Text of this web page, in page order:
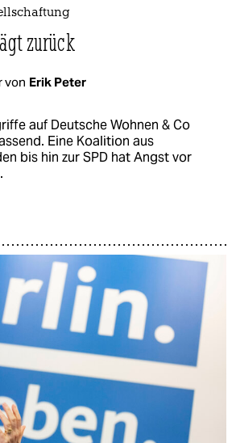
zurück
von Erik Peter
auf Deutsche Wohnen & Co
Eine Koalition aus
bis hin zur SPD hat Angst vor